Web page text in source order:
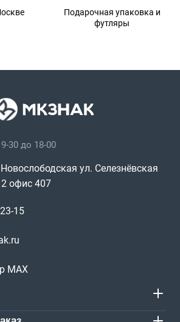
Подарочная упаковка и
футляры
30 до 18-00
ул. Селезнёвская
офис 407
15
MAX